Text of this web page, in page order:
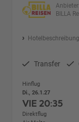
Anbieter:
BILLA
Transfer
Hinflug
Di., 26.1.27
VIE 20:35
Direktflug